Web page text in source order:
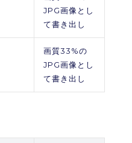
JPG画像とし
て書き出し
画質33%の
JPG画像とし
て書き出し